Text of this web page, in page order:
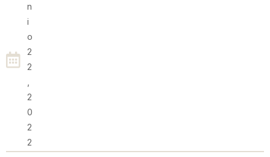
N
I
O
2
2
,
2
0
2
2